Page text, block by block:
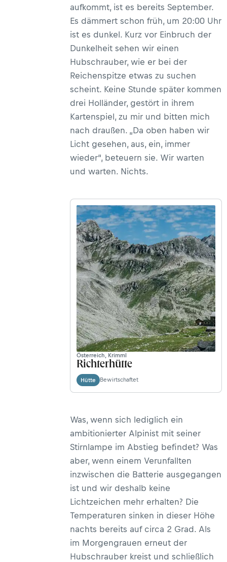
aufkommt, ist es bereits September.
Es dämmert schon früh, um 20:00 Uhr
ist es dunkel. Kurz vor Einbruch der
Dunkelheit sehen wir einen
Hubschrauber, wie er bei der
Reichenspitze etwas zu suchen
scheint. Keine Stunde später kommen
drei Holländer, gestört in ihrem
Kartenspiel, zu mir und bitten mich
nach draußen. „Da oben haben wir
Licht gesehen, aus, ein, immer
wieder“, beteuern sie. Wir warten
und warten. Nichts.
Österreich, Krimml
Richterhütte
Hütte Bewirtschaftet
Was, wenn sich lediglich ein
ambitionierter Alpinist mit seiner
Stirnlampe im Abstieg befindet? Was
aber, wenn einem Verunfallten
inzwischen die Batterie ausgegangen
ist und wir deshalb keine
Lichtzeichen mehr erhalten? Die
Temperaturen sinken in dieser Höhe
nachts bereits auf circa 2 Grad. Als
im Morgengrauen erneut der
Hubschrauber kreist und schließlich